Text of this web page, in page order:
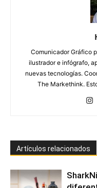
Comunicador Gráfico
ilustrador e infógrafo,
nuevas tecnologías.
The Markethink.
Artículos relacionados